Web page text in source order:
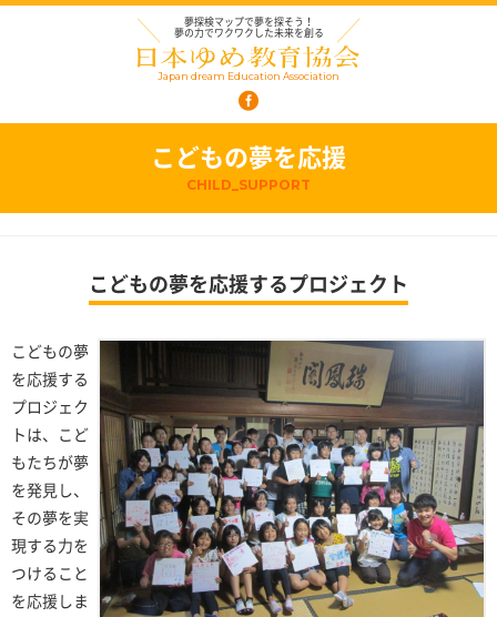
夢探検マップで夢を探そう！
夢の力でワクワクした未来を創る
Japan dream Education Association
こどもの夢を応援
CHILD_SUPPORT
こどもの夢を応援するプロジェクト
こどもの夢
を応援する
プロジェク
トは、こど
もたちが夢
を発見し、
その夢を実
現する力を
つけること
を応援しま